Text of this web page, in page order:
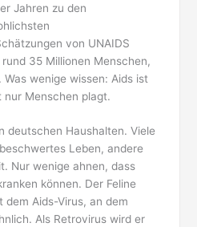
Jahren zu den
von UNAIDS
35 Millionen Menschen,
wenige wissen: Aids ist
nur Menschen plagt.
deutschen Haushalten. Viele
Leben, andere
Nur wenige ahnen, dass
können. Der Feline
dem Aids-Virus, an dem
Als Retrovirus wird er